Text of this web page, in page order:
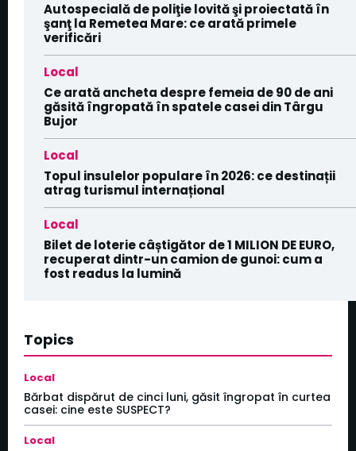
Autospecială de poliţie lovită şi proiectată în
şanţ la Remetea Mare: ce arată primele
verificări
Local
Ce arată ancheta despre femeia de 90 de ani
găsită îngropată în spatele casei din Târgu
Bujor
Local
Topul insulelor populare în 2026: ce destinații
atrag turismul internațional
Local
Bilet de loterie câștigător de 1 MILION DE EURO,
recuperat dintr-un camion de gunoi: cum a
fost readus la lumină
Topics
Local
Bărbat dispărut de cinci luni, găsit îngropat în curtea
casei: cine este SUSPECT?
Local